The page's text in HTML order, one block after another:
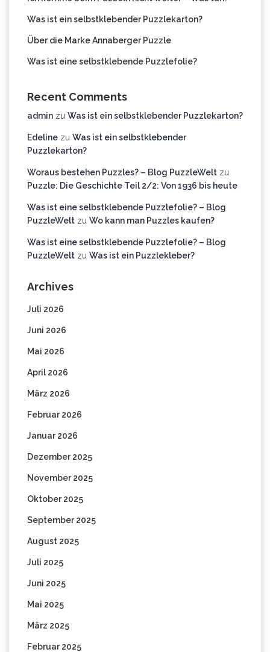
Was ist ein selbstklebender Puzzlekarton?
Über die Marke Annaberger Puzzle
Was ist eine selbstklebende Puzzlefolie?
Recent Comments
admin zu Was ist ein selbstklebender Puzzlekarton?
Edeline zu Was ist ein selbstklebender
Puzzlekarton?
Woraus bestehen Puzzles? – Blog PuzzleWelt zu
Puzzle: Die Geschichte Teil 2/2: Von 1936 bis heute
Was ist eine selbstklebende Puzzlefolie? – Blog
PuzzleWelt zu Wo kann man Puzzles kaufen?
Was ist eine selbstklebende Puzzlefolie? – Blog
PuzzleWelt zu Was ist ein Puzzlekleber?
Archives
Juli 2026
Juni 2026
Mai 2026
April 2026
März 2026
Februar 2026
Januar 2026
Dezember 2025
November 2025
Oktober 2025
September 2025
August 2025
Juli 2025
Juni 2025
Mai 2025
März 2025
Februar 2025